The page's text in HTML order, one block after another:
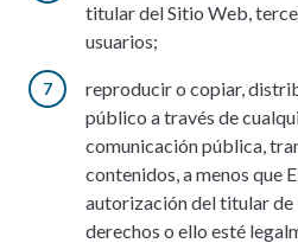
titular del Sitio Web,
usuarios;
reproducir o copiar,
público a través de
comunicación pública,
contenidos, a menos que
autorización del titular de
derechos o ello esté